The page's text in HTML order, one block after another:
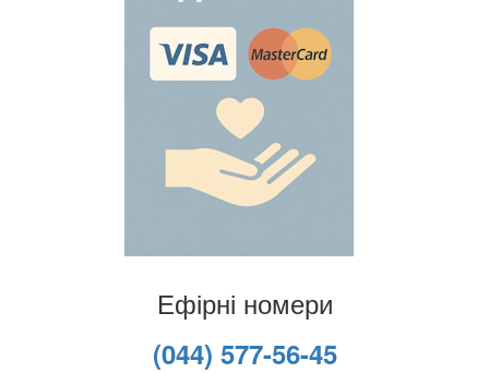
Ефірні номери
(044) 577-56-45